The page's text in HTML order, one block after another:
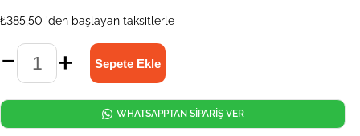
₺385,50 'den başlayan taksitlerle
WHATSAPPTAN SİPARİŞ VER